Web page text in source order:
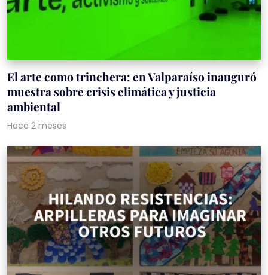
El arte como trinchera: en Valparaíso inauguró
muestra sobre crisis climática y justicia
ambiental
Hace 2 meses